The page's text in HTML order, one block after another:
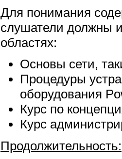
Для понимания
слушатели должны
областях:
Основы сети,
Процедуры
оборудования
Курс по
Курс
Продолжительность: